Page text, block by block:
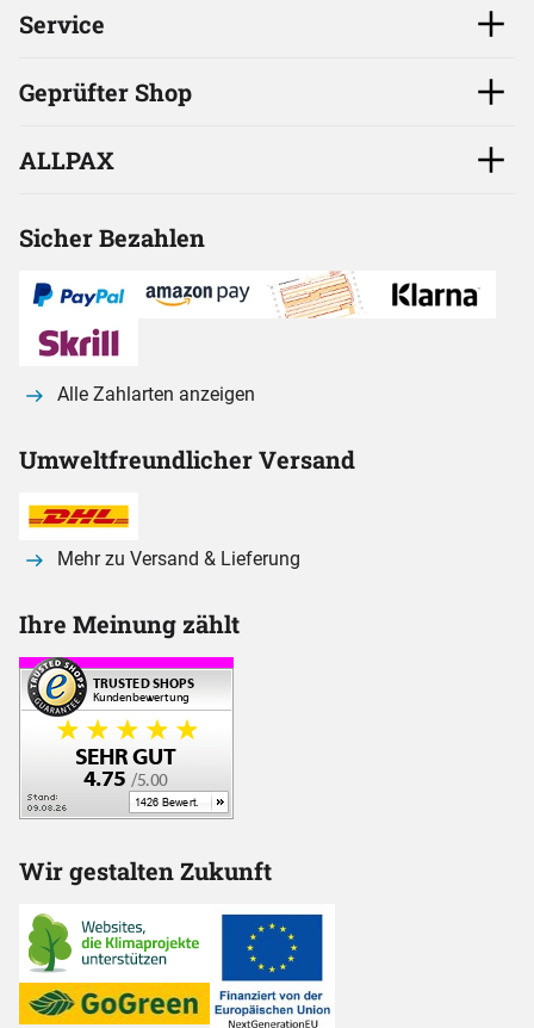
Service
Geprüfter Shop
ALLPAX
Sicher Bezahlen
Alle Zahlarten anzeigen
Umweltfreundlicher Versand
Mehr zu Versand & Lieferung
Ihre Meinung zählt
Wir gestalten Zukunft